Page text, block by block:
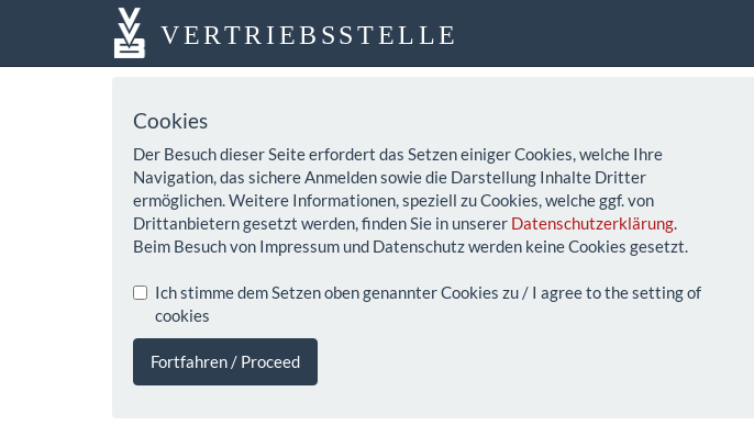
VERTRIEBSSTELLE
Cookies
Der Besuch dieser Seite erfordert das Setzen einiger Cookies, welche Ihre
Navigation, das sichere Anmelden sowie die Darstellung Inhalte Dritter
ermöglichen. Weitere Informationen, speziell zu Cookies, welche ggf. von
Drittanbietern gesetzt werden, finden Sie in unserer Datenschutzerklärung.
Beim Besuch von Impressum und Datenschutz werden keine Cookies gesetzt.
Ich stimme dem Setzen oben genannter Cookies zu / I agree to the setting of
cookies
Fortfahren / Proceed